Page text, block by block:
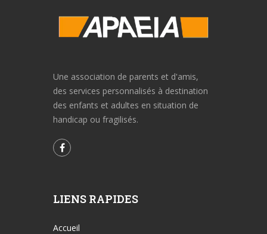
Une association de parents et d'amis,
des services personnalisés à destination
des enfants et adultes en situation de
handicap ou fragilisés.
LIENS RAPIDES
Accueil